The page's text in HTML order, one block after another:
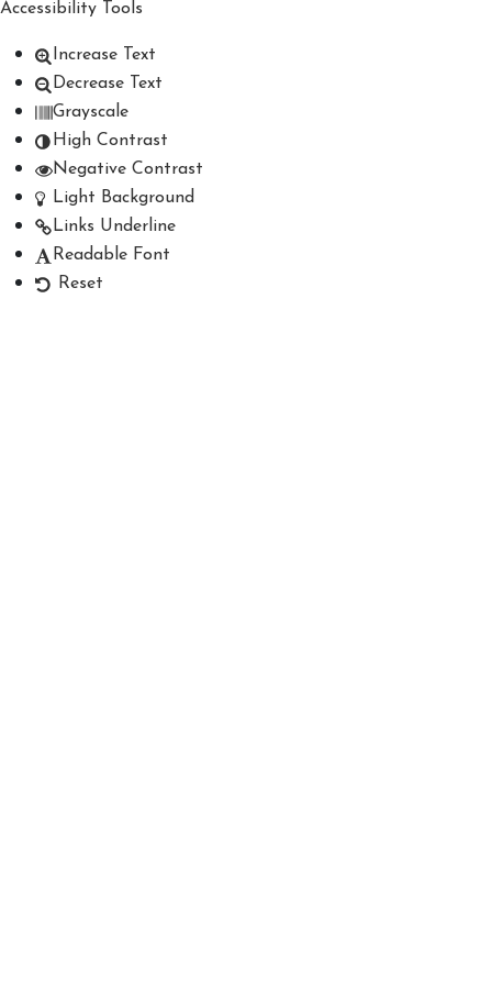
Accessibility Tools
Increase Text
Decrease Text
Grayscale
High Contrast
Negative Contrast
Light Background
Links Underline
Readable Font
Reset